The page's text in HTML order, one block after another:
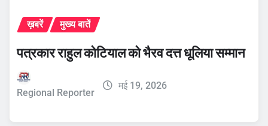
ख़बरें मुख्य बातें
पत्रकार राहुल कोटियाल को भैरव दत्त धूलिया सम्मान
Regional Reporter
मई 19, 2026